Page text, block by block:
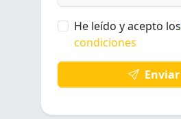
He leído y acepto los
condiciones
Enviar